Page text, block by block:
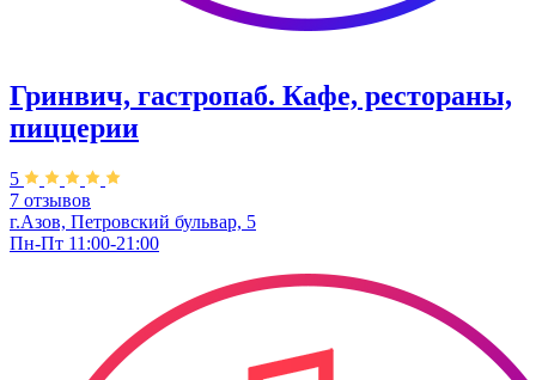
Гринвич, гастропаб. Кафе, рестораны,
пиццерии
5
7 отзывов
г.Азов, Петровский бульвар, 5
Пн-Пт 11:00-21:00